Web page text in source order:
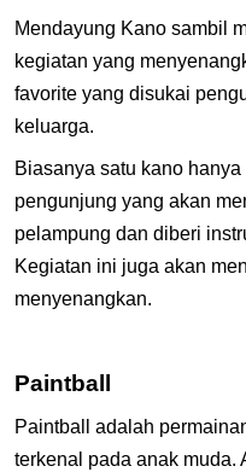
Mendayung Kano sambil
kegiatan yang
favorite yang disukai
keluarga.
Biasanya satu kano
pengunjung yang akan
pelampung dan diberi
Kegiatan ini juga akan
menyenangkan.
Paintball
Paintball adalah
terkenal pada anak muda.